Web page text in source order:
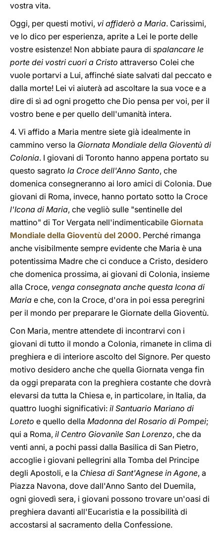
vostra vita.
Oggi, per questi motivi, vi affiderò a Maria. Carissimi,
ve lo dico per esperienza, aprite a Lei le porte delle
vostre esistenze! Non abbiate paura di spalancare le
porte dei vostri cuori a Cristo attraverso Colei che
vuole portarvi a Lui, affinché siate salvati dal peccato e
dalla morte! Lei vi aiuterà ad ascoltare la sua voce e a
dire di sì ad ogni progetto che Dio pensa per voi, per il
vostro bene e per quello dell'umanità intera.
4. Vi affido a Maria mentre siete già idealmente in
cammino verso la Giornata Mondiale della Gioventù di
Colonia. I giovani di Toronto hanno appena portato su
questo sagrato la Croce dell'Anno Santo, che
domenica consegneranno ai loro amici di Colonia. Due
giovani di Roma, invece, hanno portato sotto la Croce
l'Icona di Maria, che vegliò sulle "sentinelle del
mattino" di Tor Vergata nell'indimenticabile Giornata
Mondiale della Gioventù del 2000. Perché rimanga
anche visibilmente sempre evidente che Maria è una
potentissima Madre che ci conduce a Cristo, desidero
che domenica prossima, ai giovani di Colonia, insieme
alla Croce, venga consegnata anche questa Icona di
Maria e che, con la Croce, d'ora in poi essa peregrini
per il mondo per preparare le Giornate della Gioventù.
Con Maria, mentre attendete di incontrarvi con i
giovani di tutto il mondo a Colonia, rimanete in clima di
preghiera e di interiore ascolto del Signore. Per questo
motivo desidero anche che quella Giornata venga fin
da oggi preparata con la preghiera costante che dovrà
elevarsi da tutta la Chiesa e, in particolare, in Italia, da
quattro luoghi significativi: il Santuario Mariano di
Loreto e quello della Madonna del Rosario di Pompei;
qui a Roma, il Centro Giovanile San Lorenzo, che da
venti anni, a pochi passi dalla Basilica di San Pietro,
accoglie i giovani pellegrini alla Tomba del Principe
degli Apostoli, e la Chiesa di Sant'Agnese in Agone, a
Piazza Navona, dove dall'Anno Santo del Duemila,
ogni giovedì sera, i giovani possono trovare un'oasi di
preghiera davanti all'Eucaristia e la possibilità di
accostarsi al sacramento della Confessione.